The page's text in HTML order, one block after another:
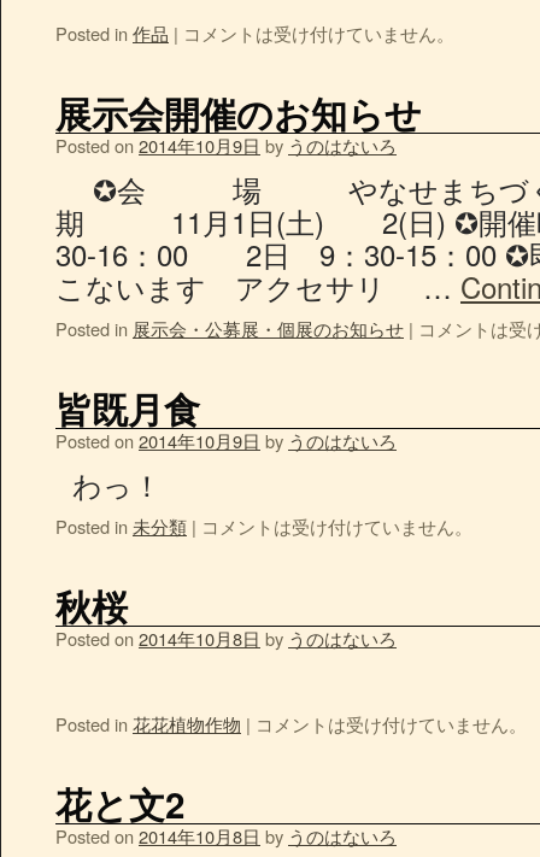
Posted in 作品 | コメントは受け付けていません。
展示会開催のお知らせ
Posted on 2014年10月9日 by うのはないろ
✪会 場 やなせまちづ
期 11月1日(土) 2(日) ✪
30-16：00 2日 9：30-15：
こないます アクセサリ …
Posted in 展示会・公募展・個展のお知らせ | コメントは受
皆既月食
Posted on 2014年10月9日 by うのはないろ
わっ！
Posted in 未分類 | コメントは受け付けていません。
秋桜
Posted on 2014年10月8日 by うのはないろ
Posted in 花花植物作物 | コメントは受け付けていません。
花と文2
Posted on 2014年10月8日 by うのはないろ